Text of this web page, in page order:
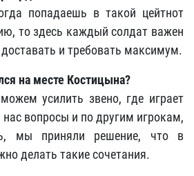
попадаешь в такой цейтнот
то здесь каждый солдат важен
и требовать максимум.
на месте Костицына?
усилить звено, где играет
вопросы и по другим игрокам,
мы приняли решение, что в
делать такие сочетания.